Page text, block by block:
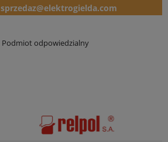
sprzedaz@elektrogielda.com
Podmiot odpowiedzialny